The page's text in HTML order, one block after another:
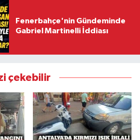
Fenerbahçe'nin Gündeminde
Gabriel Martinelli İddiası
çekebilir